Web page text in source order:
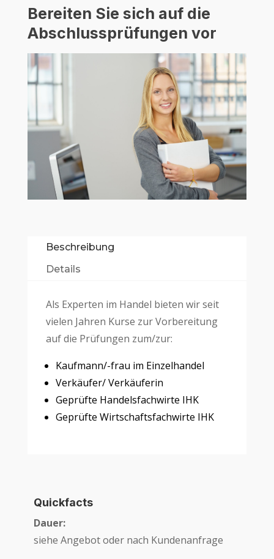
Berei­ten Sie sich auf die
Abschluss­prü­fun­gen vor
Beschrei­bung
Details
Als Exper­ten im Han­del bie­ten wir seit
vie­len Jah­ren Kur­se zur Vor­be­rei­tung
auf die Prü­fun­gen zum/zur:
Kauf­man­n/-frau im Einzelhandel
Verkäufer/ Ver­käu­fe­rin
Geprüf­te Han­dels­fach­wir­te IHK
Geprüf­te Wirt­schafts­fach­wir­te IHK
Quick­facts
Dau­er:
sie­he Ange­bot oder nach Kundenanfrage